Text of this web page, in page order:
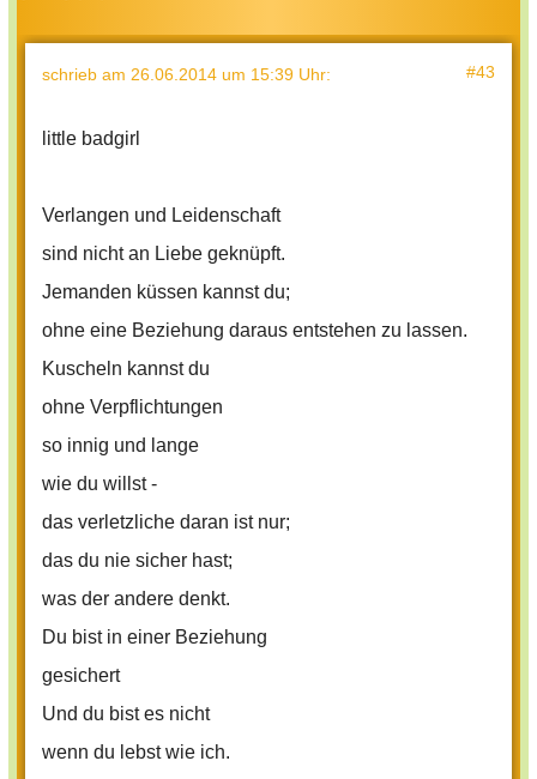
schrieb am 26.06.2014 um 15:39 Uhr: #43
little badgirl
Verlangen und Leidenschaft
sind nicht an Liebe geknüpft.
Jemanden küssen kannst du;
ohne eine Beziehung daraus entstehen zu lassen.
Kuscheln kannst du
ohne Verpflichtungen
so innig und lange
wie du willst -
das verletzliche daran ist nur;
das du nie sicher hast;
was der andere denkt.
Du bist in einer Beziehung
gesichert
Und du bist es nicht
wenn du lebst wie ich.